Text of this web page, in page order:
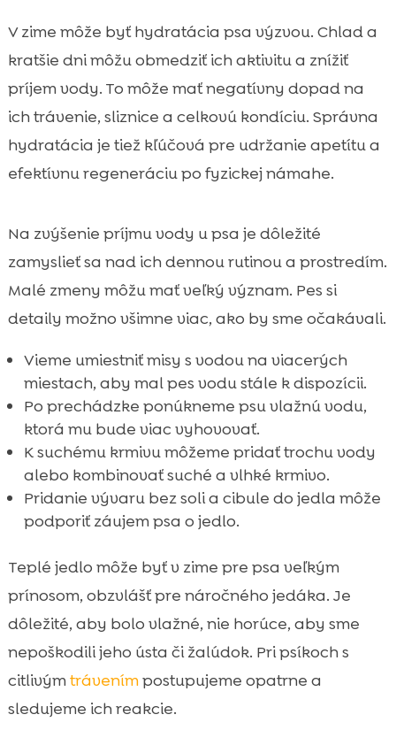
V zime môže byť hydratácia psa výzvou. Chlad a
kratšie dni môžu obmedziť ich aktivitu a znížiť
príjem vody. To môže mať negatívny dopad na
ich trávenie, sliznice a celkovú kondíciu. Správna
hydratácia je tiež kľúčová pre udržanie apetítu a
efektívnu regeneráciu po fyzickej námahe.
Na zvýšenie príjmu vody u psa je dôležité
zamyslieť sa nad ich dennou rutinou a prostredím.
Malé zmeny môžu mať veľký význam. Pes si
detaily možno všimne viac, ako by sme očakávali.
Vieme umiestniť misy s vodou na viacerých
miestach, aby mal pes vodu stále k dispozícii.
Po prechádzke ponúkneme psu vlažnú vodu,
ktorá mu bude viac vyhovovať.
K suchému krmivu môžeme pridať trochu vody
alebo kombinovať suché a vlhké krmivo.
Pridanie vývaru bez soli a cibule do jedla môže
podporiť záujem psa o jedlo.
Teplé jedlo môže byť v zime pre psa veľkým
prínosom, obzvlášť pre náročného jedáka. Je
dôležité, aby bolo vlažné, nie horúce, aby sme
nepoškodili jeho ústa či žalúdok. Pri psíkoch s
citlivýmtrávenímpostupujeme opatrne a
sledujeme ich reakcie.